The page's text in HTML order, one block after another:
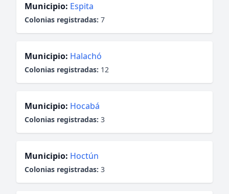
Municipio: Espita
Colonias registradas: 7
Municipio: Halachó
Colonias registradas: 12
Municipio: Hocabá
Colonias registradas: 3
Municipio: Hoctún
Colonias registradas: 3